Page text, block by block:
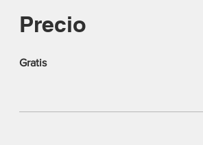
Precio
Gratis